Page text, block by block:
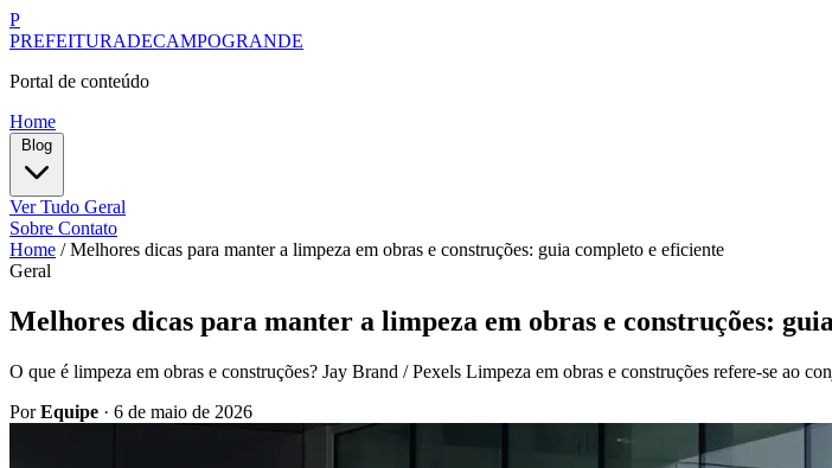
P
PREFEITURADECAMPOGRANDE
Portal de conteúdo
Home
Ver Tudo Geral
Sobre Contato
Home / Melhores dicas para manter a limpeza em obras e construções: guia completo e eficiente
Geral
Melhores dicas para manter a limpeza em obras e construções:
O que é limpeza em obras e construções? Jay Brand / Pexels Limpeza em obras e construções refere-se ao
PorEquipe · 6 de maio de 2026